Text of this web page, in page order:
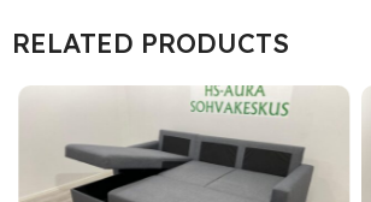
RELATED PRODUCTS